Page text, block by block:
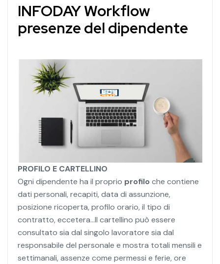
INFODAY Workflow
presenze del dipendente
PROFILO E CARTELLINO
Ogni dipendente ha il proprio profilo che contiene
dati personali, recapiti, data di assunzione,
posizione ricoperta, profilo orario, il tipo di
contratto, eccetera...Il cartellino può essere
consultato sia dal singolo lavoratore sia dal
responsabile del personale e mostra totali mensili e
settimanali, assenze come permessi e ferie, ore